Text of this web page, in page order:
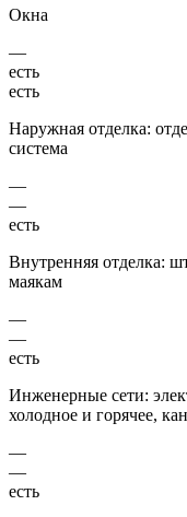
Окна
—
есть
есть
Наружная отделка:
система
—
—
есть
Внутренняя отделка:
маякам
—
—
есть
Инженерные сети:
холодное и горячее,
—
—
есть